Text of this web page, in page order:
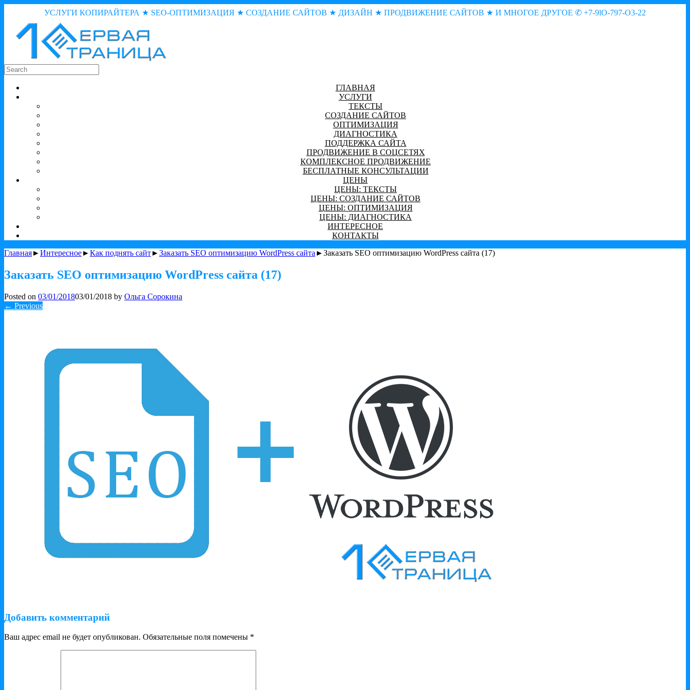
УСЛУГИ КОПИРАЙТЕРА ★ SEO-ОПТИМИЗАЦИЯ ★ СОЗДАНИЕ САЙТОВ ★ ДИЗАЙН ★ ПРОДВИЖЕНИЕ САЙТОВ ★ И МНОГОЕ ДРУГОЕ ✆ +7-9lO-797-O3-22
ГЛАВНАЯ
УСЛУГИ
ТЕКСТЫ
СОЗДАНИЕ САЙТОВ
ОПТИМИЗАЦИЯ
ДИАГНОСТИКА
ПОДДЕРЖКА САЙТА
ПРОДВИЖЕНИЕ В СОЦСЕТЯХ
КОМПЛЕКСНОЕ ПРОДВИЖЕНИЕ
БЕСПЛАТНЫЕ КОНСУЛЬТАЦИИ
ЦЕНЫ
ЦЕНЫ: ТЕКСТЫ
ЦЕНЫ: СОЗДАНИЕ САЙТОВ
ЦЕНЫ: ОПТИМИЗАЦИЯ
ЦЕНЫ: ДИАГНОСТИКА
ИНТЕРЕСНОЕ
КОНТАКТЫ
Главная►Интересное►Как поднять сайт►Заказать SEO оптимизацию WordPress сайта ►Заказать SEO оптимизацию WordPress сайта (17)
Заказать SEO оптимизацию WordPress сайта (17)
Posted on 03/01/201803/01/2018 by Ольга Сорокина
← Previous
Добавить комментарий
Ваш адрес email не будет опубликован. Обязательные поля помечены *